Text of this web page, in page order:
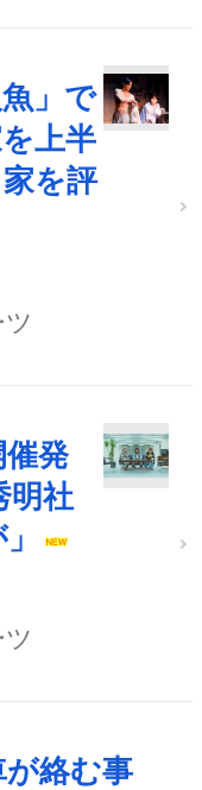
」で
上半
を評
発
明社
絡む事